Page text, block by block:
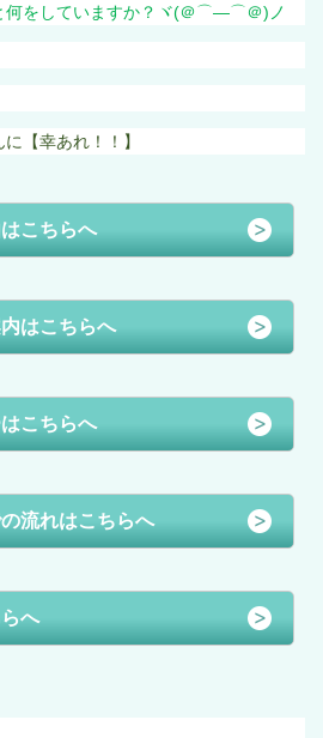
をしていますか？ヾ(＠⌒―⌒＠) ノ
【幸あれ！！】
こちらへ
はこちらへ
こちらへ
流れはこちらへ
へ